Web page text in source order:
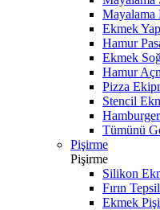
Mayalama
Ekmek
Hamur
Ekmek
Hamur
Pizza
Stencil
Tümünü
Pişirme
Pişirme
Silikon
Fırın
Ekmek